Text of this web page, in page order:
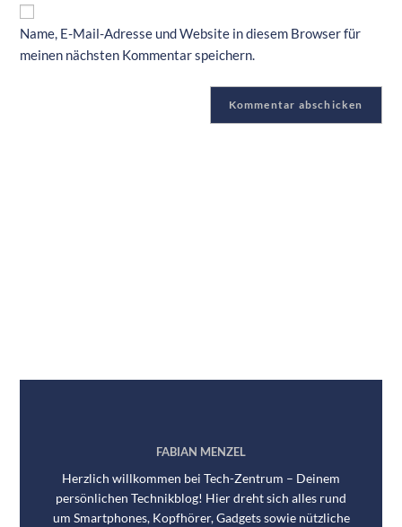
Name, E-Mail-Adresse und Website in diesem Browser für
meinen nächsten Kommentar speichern.
FABIAN MENZEL
Herzlich willkommen bei Tech-Zentrum – Deinem
persönlichen Technikblog! Hier dreht sich alles rund
um Smartphones, Kopfhörer, Gadgets sowie nützliche